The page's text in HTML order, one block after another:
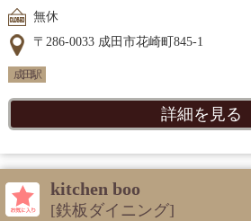
無休
〒286-0033 成田市花崎町845-1
成田駅
詳細を見る
kitchen boo
[鉄板ダイニング]